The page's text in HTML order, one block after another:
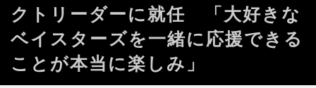
クトリーダーに就任 「大好きな
ベイスターズを一緒に応援できる
ことが本当に楽しみ」